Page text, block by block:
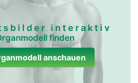
interaktiv
finden
anschauen